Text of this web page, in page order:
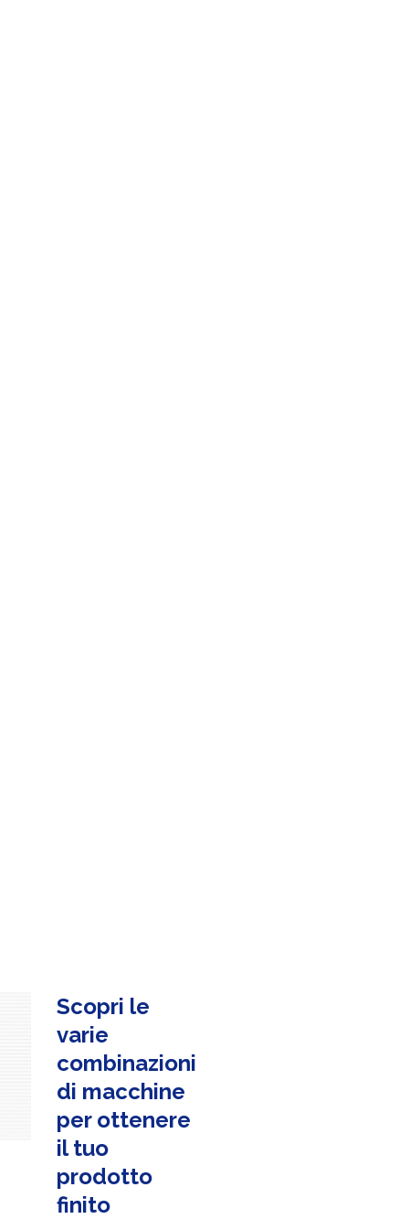
Scopri le
varie
combinazioni
di macchine
per ottenere
il tuo
prodotto
finito